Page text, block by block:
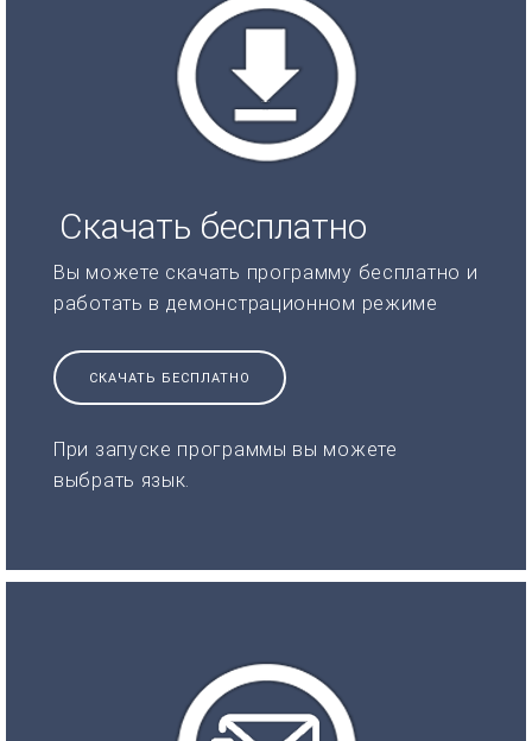
Скачать бесплатно
Вы можете скачать программу бесплатно и
работать в демонстрационном режиме
СКАЧАТЬ БЕСПЛАТНО
При запуске программы вы можете
выбрать язык.